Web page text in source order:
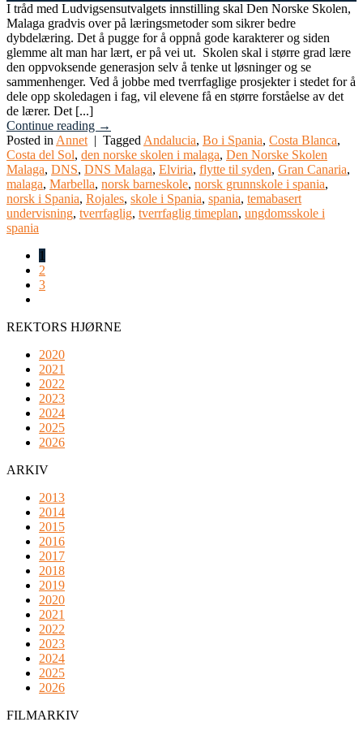
I tråd med Ludvigsensutvalgets innstilling skal Den Norske Skolen,
Malaga gradvis over på læringsmetoder som sikrer bedre
dybdelæring. Det å pugge for å oppnå gode karakterer og siden
glemme alt man har lært, er på vei ut. Skolen skal i større grad lære
den oppvoksende generasjon selv å tenke ut løsninger og se
sammenhenger. Ved å jobbe med tverrfaglige prosjekter i stedet for å
dele opp skoledagen i fag, vil elevene få en større forståelse av det
de lærer. Det [...]
Continue reading →
Posted in Annet | Tagged Andalucia, Bo i Spania, Costa Blanca,
Costa del Sol, den norske skolen i malaga, Den Norske Skolen
Malaga, DNS, DNS Malaga, Elviria, flytte til syden, Gran Canaria,
malaga, Marbella, norsk barneskole, norsk grunnskole i spania,
norsk i Spania, Rojales, skole i Spania, spania, temabasert
undervisning, tverrfaglig, tverrfaglig timeplan, ungdomsskole i
spania
1
2
3
REKTORS HJØRNE
2020
2021
2022
2023
2024
2025
2026
ARKIV
2013
2014
2015
2016
2017
2018
2019
2020
2021
2022
2023
2024
2025
2026
FILMARKIV